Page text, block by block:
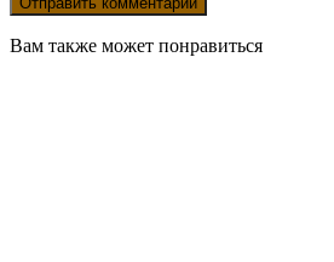
Вам также может понравиться